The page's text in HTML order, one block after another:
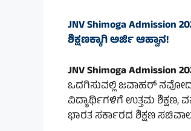
JNV Shimoga
ಶಿಕ್ಷಣಕ್ಕಾಗಿ ಅರ್ಜಿ ಆಹ್ವಾನ!
JNV Shimoga Admission
ಒದಗಿಸುವಲ್ಲಿ ಜವಾಹರ್
ವಿದ್ಯಾರ್ಥಿಗಳಿಗೆ ಉತ್ತಮ ಶಿಕ್ಷಣ,
ಭಾರತ ಸರ್ಕಾರದ ಶಿಕ್ಷಣ